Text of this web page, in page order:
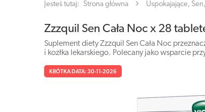
Jesteś tutaj: Strona główna Uspokajające,
Zzzquil Sen Cała Noc x 28
Suplement diety Zzzquil Sen Cała Noc
i kozłka lekarskiego. Polecany jako wsparcie
KRÓTKA DATA: 30-11-2026